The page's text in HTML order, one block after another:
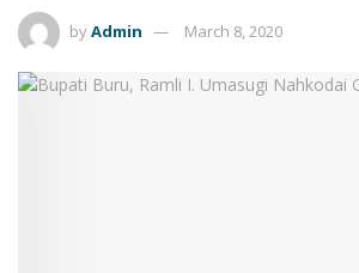
byAdmin March 8, 2020